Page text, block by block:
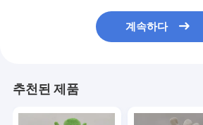
계속하다
추천된 제품